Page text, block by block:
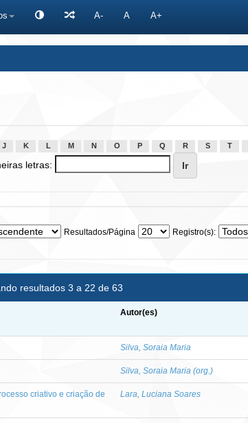
A- A A+
J K L M N O P Q R S T
letras:
Resultados/Página Registro(s):
resultados 3 a 22 de 63
Autor(es)
Silva, Soraia Maria
Silva, Soraia Maria (org.)
criativo e criação de
Lara, Luciana Soares